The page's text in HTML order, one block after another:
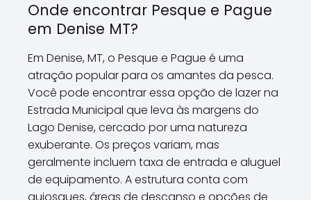
Onde encontrar Pesque e Pague
em Denise MT?
Em Denise, MT, o Pesque e Pague é uma
atração popular para os amantes da pesca.
Você pode encontrar essa opção de lazer na
Estrada Municipal que leva às margens do
Lago Denise, cercado por uma natureza
exuberante. Os preços variam, mas
geralmente incluem taxa de entrada e aluguel
de equipamento. A estrutura conta com